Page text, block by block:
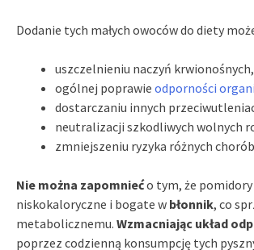
Dodanie tych małych owoców do diety
uszczelnieniu naczyń krwionośnych,
ogólnej poprawie odporności
dostarczaniu innych
neutralizacji szkodliwych wolnych
zmniejszeniu ryzyka różnych
Nie można zapomniećo tym, że pomidory
niskokaloryczne i bogate w błonnik, co
metabolicznemu. Wzmacniając układ
poprzez codzienną konsumpcję tych